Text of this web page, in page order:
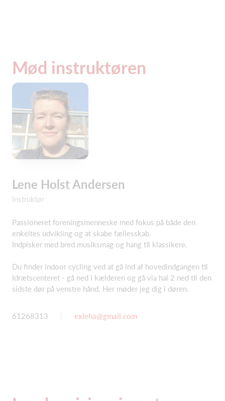
Mød instruktøren
Lene Holst Andersen
Instruktør
Passioneret foreningsmenneske med fokus på både den
enkeltes udvikling og at skabe fællesskab.
Indpisker med bred musiksmag og hang til klassikere.
Du finder indoor cycling ved at gå ind af hovedindgangen til
Idrætscenteret - gå ned i kælderen og gå via hal 2 ned til den
sidste dør på venstre hånd. Her møder jeg dig i døren.
61268313 exleha@gmail.com